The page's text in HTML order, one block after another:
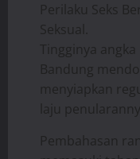
Perilaku Seks
Seksual.
Tingginya angka
Bandung
menyiapkan
laju
Pembahasan